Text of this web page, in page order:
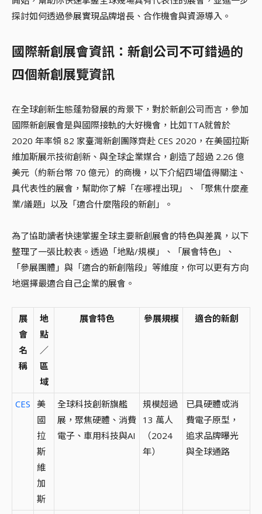
探討如何透過參展實現品牌增長、合作機會與資源導入。
國際新創展會資訊：新創公司不可錯過的
四個新創展覽資訊
在全球創新生態蓬勃發展的背景下，對於新創公司而言，參加
國際新創展會是與國際接軌的大好機會，比如TTA就曾於
2020 年率領 82 家臺灣新創團隊齊赴 CES 2020，在美國拉斯
維加斯展示技術創新、與全球企業媒合，創造了超過 2.26 億
美元（約新台幣 70 億元）的商機，以下介紹四場值得關注、
具代表性的展會，幫助你了解「在哪裡出現」、「聚焦什麼產
業/議題」以及「適合什麼階段的新創」。
為了協助讀者快速掌握全球主要新創展會的特色與差異，以下
整理了一張比較表。透過「地點/規模」、「展會特色」、
「參展團體」與「適合的新創階段」等維度，你可以更有方向
地選擇最適合自己企業的展會。
展
會
名
稱
地
點
／
區
域
展會特色 參展規模 適合的新創
CES 美
國
拉
斯
維
加
斯
全球科技創新旗艦
展，聚焦硬體、消費
電子、車用科技與AI
規模超過
13 萬人
（2024
年）
已具硬體或消
費電子原型，
追求品牌曝光
與全球通路